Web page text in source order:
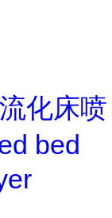
化床喷
bed